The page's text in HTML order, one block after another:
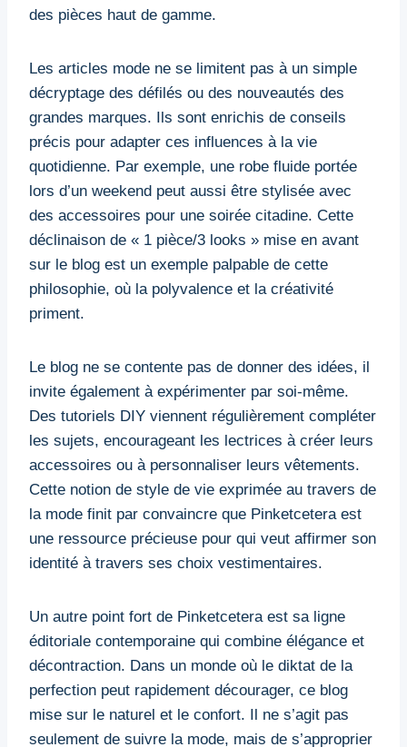
des pièces haut de gamme.
Les articles mode ne se limitent pas à un simple
décryptage des défilés ou des nouveautés des
grandes marques. Ils sont enrichis de conseils
précis pour adapter ces influences à la vie
quotidienne. Par exemple, une robe fluide portée
lors d’un weekend peut aussi être stylisée avec
des accessoires pour une soirée citadine. Cette
déclinaison de « 1 pièce/3 looks » mise en avant
sur le blog est un exemple palpable de cette
philosophie, où la polyvalence et la créativité
priment.
Le blog ne se contente pas de donner des idées, il
invite également à expérimenter par soi-même.
Des tutoriels DIY viennent régulièrement compléter
les sujets, encourageant les lectrices à créer leurs
accessoires ou à personnaliser leurs vêtements.
Cette notion de style de vie exprimée au travers de
la mode finit par convaincre que Pinketcetera est
une ressource précieuse pour qui veut affirmer son
identité à travers ses choix vestimentaires.
Un autre point fort de Pinketcetera est sa ligne
éditoriale contemporaine qui combine élégance et
décontraction. Dans un monde où le diktat de la
perfection peut rapidement décourager, ce blog
mise sur le naturel et le confort. Il ne s’agit pas
seulement de suivre la mode, mais de s’approprier